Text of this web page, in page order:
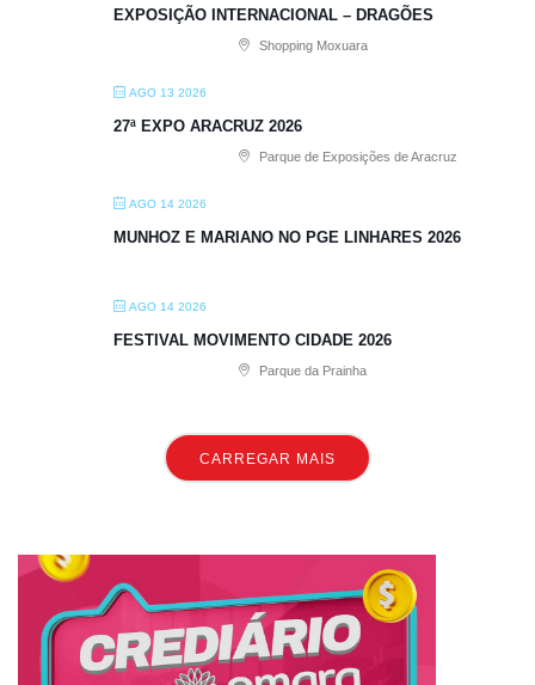
EXPOSIÇÃO INTERNACIONAL – DRAGÕES
Shopping Moxuara
AGO 13 2026
27ª EXPO ARACRUZ 2026
Parque de Exposições de Aracruz
AGO 14 2026
MUNHOZ E MARIANO NO PGE LINHARES 2026
AGO 14 2026
FESTIVAL MOVIMENTO CIDADE 2026
Parque da Prainha
CARREGAR MAIS